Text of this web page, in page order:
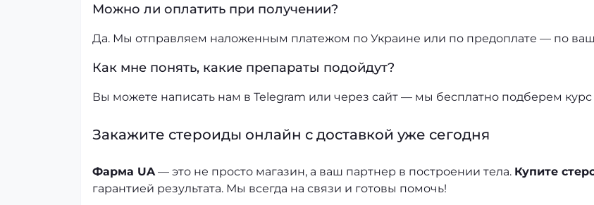
Можно ли оплатить при получении?
Да. Мы отправляем наложенным платежом по Украине или по предоплате — по
Как мне понять, какие препараты подойдут?
Вы можете написать нам в Telegram или через сайт — мы бесплатно подберем
Закажите стероиды онлайн с доставкой уже сегодня
Фарма UA — это не просто магазин, а ваш партнер в построении тела. Купите
гарантией результата. Мы всегда на связи и готовы помочь!